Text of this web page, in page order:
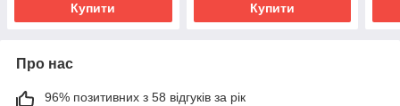
Купити Купити
Про нас
96% позитивних з 58 відгуків за рік